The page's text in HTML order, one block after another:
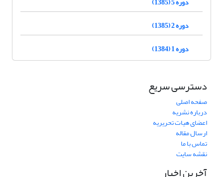
دوره 2 (1385)
دوره 1 (1384)
دسترسی سریع
صفحه اصلی
درباره نشریه
اعضای هیات تحریریه
ارسال مقاله
تماس با ما
نقشه سایت
آخرین اخبار